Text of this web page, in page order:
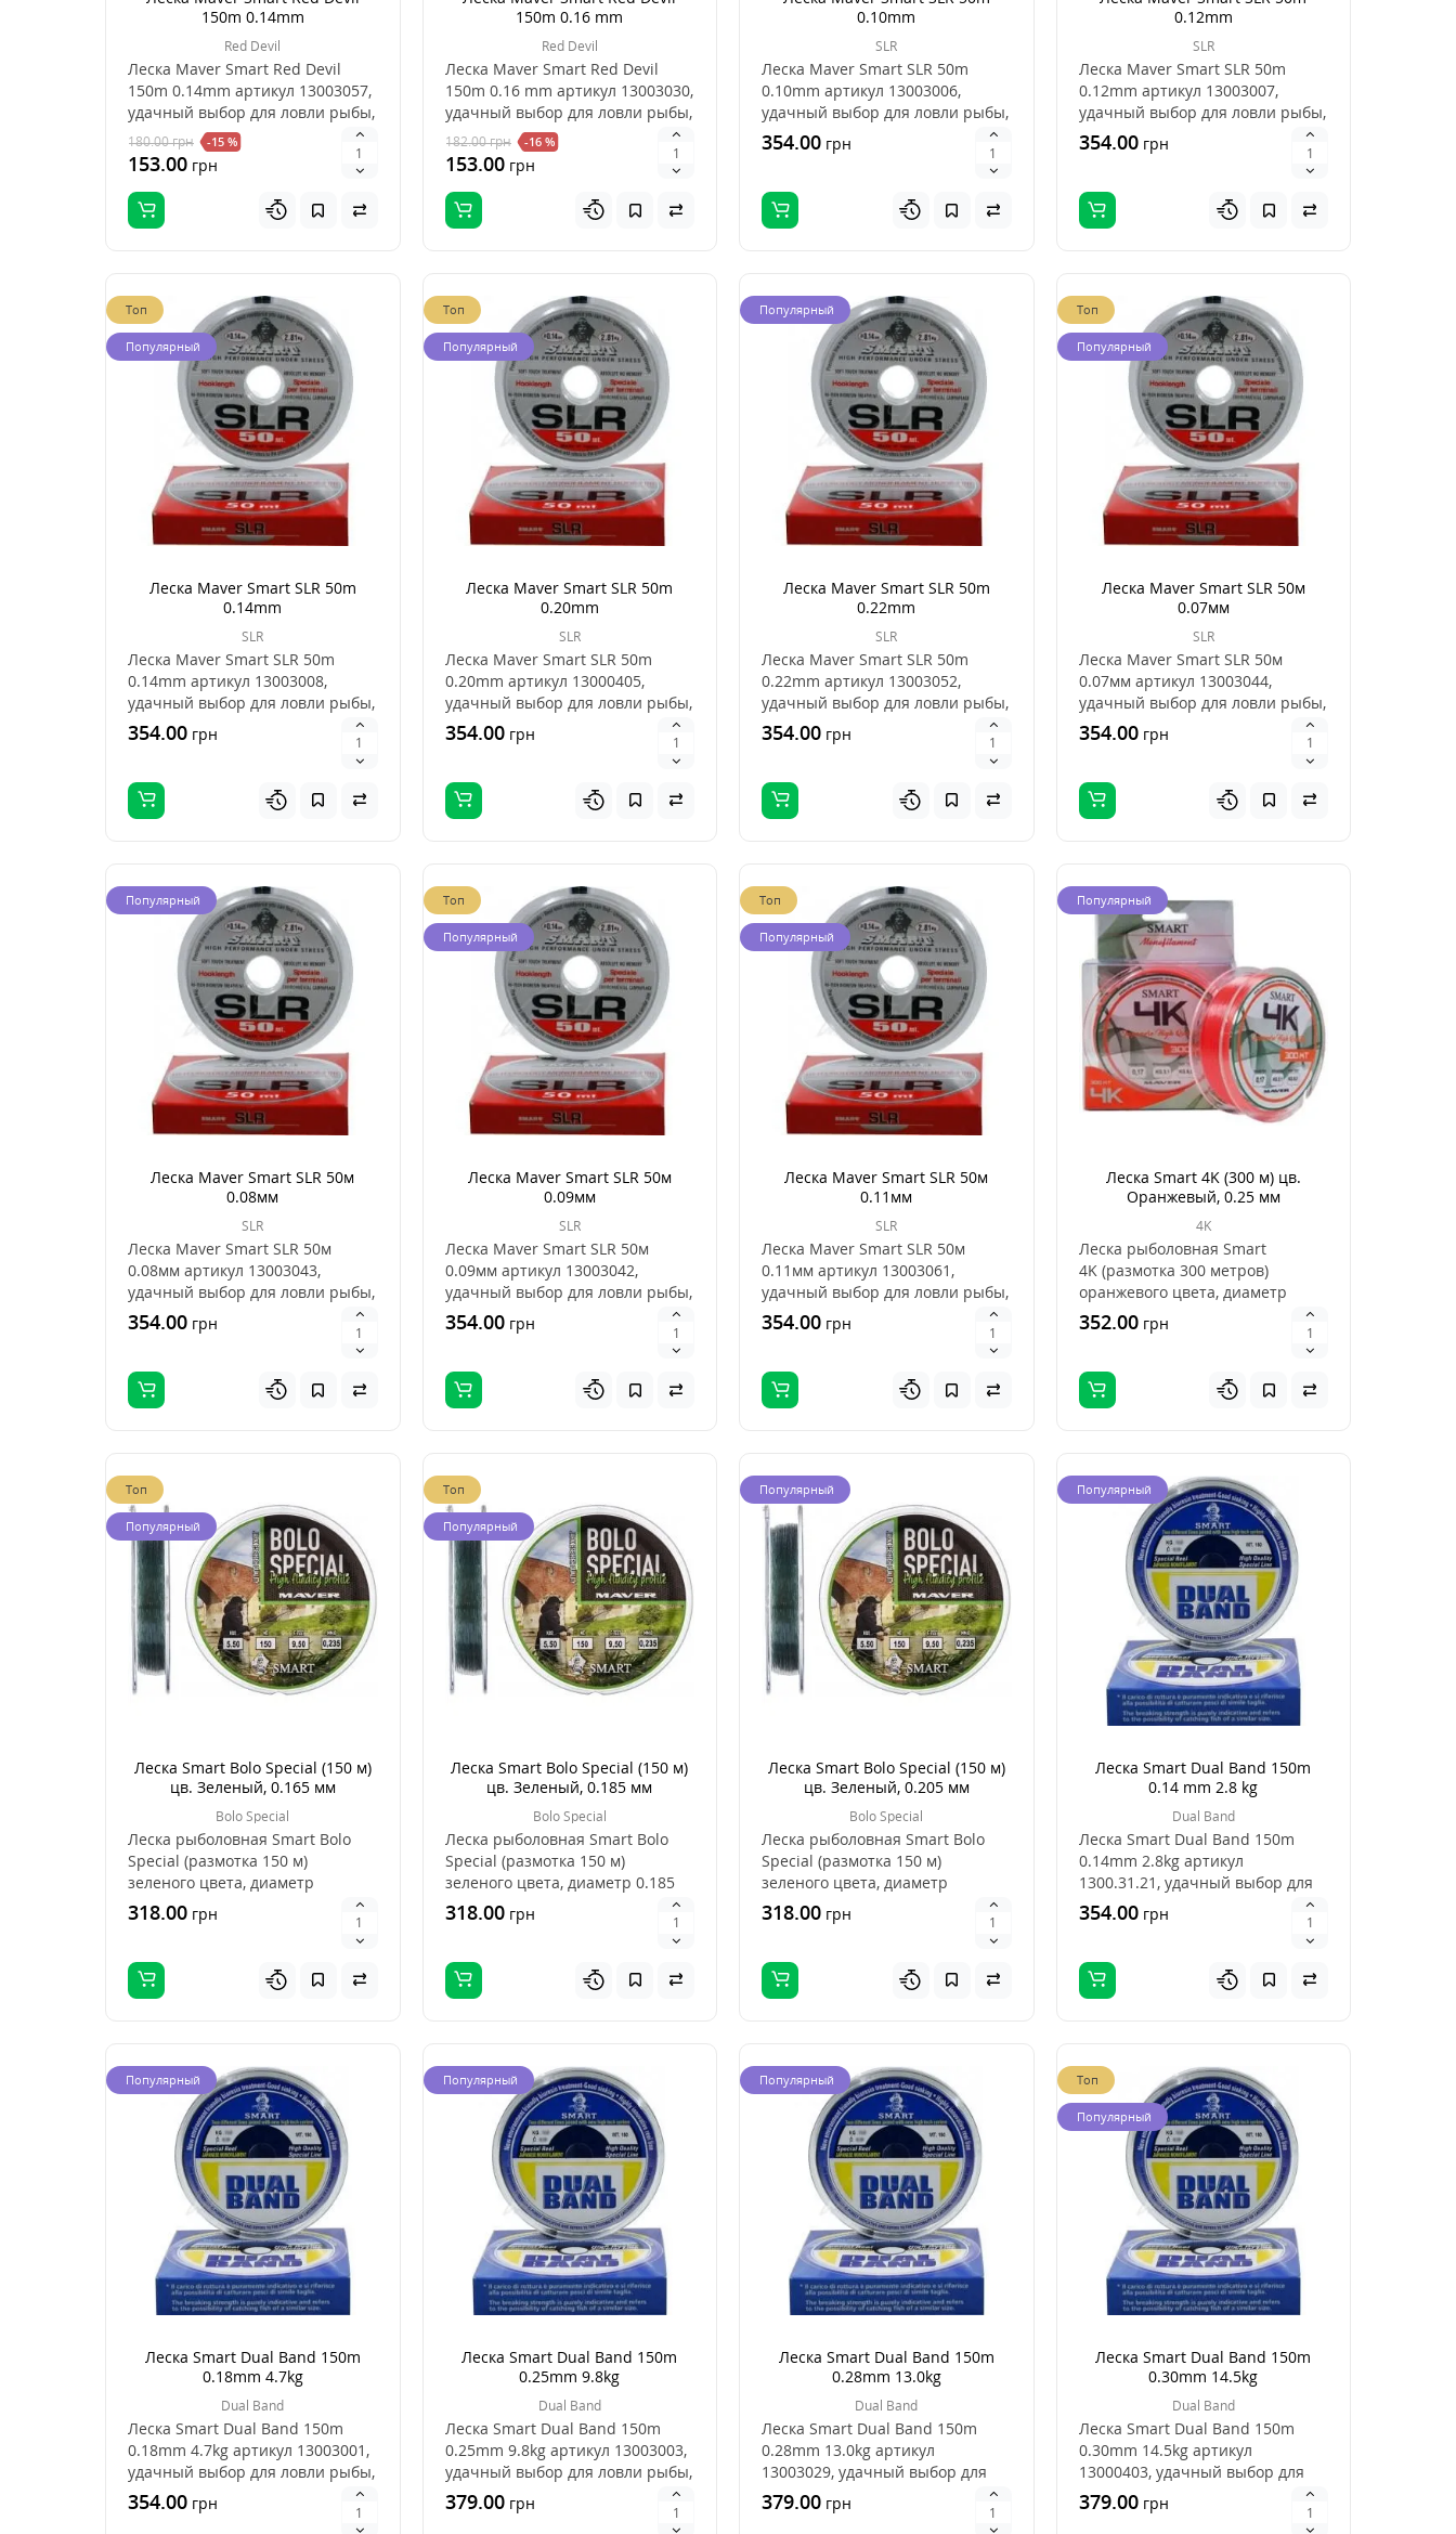
150m 0.14mm
Red Devil
Леска Maver Smart Red Devil
150m 0.14mm артикул 13003057,
удачный выбор для ловли рыбы,
это хорошее ..
180.00грн -15 %
153.00 грн
150m 0.16 mm
Red Devil
Леска Maver Smart Red Devil
150m 0.16 mm артикул 13003030,
удачный выбор для ловли рыбы,
это хорошее..
182.00грн -16 %
153.00грн
0.10mm
SLR
Леска Maver Smart SLR 50m
0.10mm артикул 13003006,
удачный выбор для ловли рыбы,
это хорошее сочетан..
354.00 грн
0.12mm
SLR
Леска Maver Smart SLR 50m
0.12mm артикул 13003007,
удачный выбор для ловли рыбы,
это хорошее сочетан..
354.00грн
Топ
Популярный
Леска Maver Smart SLR 50m
0.14mm
SLR
Леска Maver Smart SLR 50m
0.14mm артикул 13003008,
удачный выбор для ловли рыбы,
это хорошее сочетан..
354.00 грн
Топ
Популярный
Леска Maver Smart SLR 50m
0.20mm
SLR
Леска Maver Smart SLR 50m
0.20mm артикул 13000405,
удачный выбор для ловли рыбы,
это хорошее сочетан..
354.00грн
Популярный
Леска Maver Smart SLR 50m
0.22mm
SLR
Леска Maver Smart SLR 50m
0.22mm артикул 13003052,
удачный выбор для ловли рыбы,
это хорошее сочетан..
354.00 грн
Топ
Популярный
Леска Maver Smart SLR 50м
0.07мм
SLR
Леска Maver Smart SLR 50м
0.07мм артикул 13003044,
удачный выбор для ловли рыбы,
это хорошее сочетан..
354.00грн
Популярный
Леска Maver Smart SLR 50м
0.08мм
SLR
Леска Maver Smart SLR 50м
0.08мм артикул 13003043,
удачный выбор для ловли рыбы,
это хорошее сочетан..
354.00 грн
Топ
Популярный
Леска Maver Smart SLR 50м
0.09мм
SLR
Леска Maver Smart SLR 50м
0.09мм артикул 13003042,
удачный выбор для ловли рыбы,
это хорошее сочетан..
354.00грн
Топ
Популярный
Леска Maver Smart SLR 50м
0.11мм
SLR
Леска Maver Smart SLR 50м
0.11мм артикул 13003061,
удачный выбор для ловли рыбы,
это хорошее сочетан..
354.00 грн
Популярный
Леска Smart 4K (300 м) цв.
Оранжевый, 0.25 мм
4K
Леска рыболовная Smart
4K (размотка 300 метров)
оранжевого цвета, диаметр
0.25 мм, ар..
352.00грн
Топ
Популярный
Леска Smart Bolo Special (150 м)
цв. Зеленый, 0.165 мм
Bolo Special
Леска рыболовная Smart Bolo
Special (размотка 150 м)
зеленого цвета, диаметр
0.165 мм..
318.00 грн
Топ
Популярный
Леска Smart Bolo Special (150 м)
цв. Зеленый, 0.185 мм
Bolo Special
Леска рыболовная Smart Bolo
Special (размотка 150 м)
зеленого цвета, диаметр 0.185
мм, арт..
318.00грн
Популярный
Леска Smart Bolo Special (150 м)
цв. Зеленый, 0.205 мм
Bolo Special
Леска рыболовная Smart Bolo
Special (размотка 150 м)
зеленого цвета, диаметр
0.205 мм..
318.00 грн
Популярный
Леска Smart Dual Band 150m
0.14 mm 2.8 kg
Dual Band
Леска Smart Dual Band 150m
0.14mm 2.8kg артикул
1300.31.21, удачный выбор для
ловли рыбы, это хороше..
354.00грн
Популярный
Леска Smart Dual Band 150m
0.18mm 4.7kg
Dual Band
Леска Smart Dual Band 150m
0.18mm 4.7kg артикул 13003001,
удачный выбор для ловли рыбы,
это хорошее ..
354.00 грн
Популярный
Леска Smart Dual Band 150m
0.25mm 9.8kg
Dual Band
Леска Smart Dual Band 150m
0.25mm 9.8kg артикул 13003003,
удачный выбор для ловли рыбы,
это хорошее ..
379.00грн
Популярный
Леска Smart Dual Band 150m
0.28mm 13.0kg
Dual Band
Леска Smart Dual Band 150m
0.28mm 13.0kg артикул
13003029, удачный выбор для
ловли рыбы, это хорошее..
379.00 грн
Топ
Популярный
Леска Smart Dual Band 150m
0.30mm 14.5kg
Dual Band
Леска Smart Dual Band 150m
0.30mm 14.5kg артикул
13000403, удачный выбор для
ловли рыбы, это хорошее..
379.00грн